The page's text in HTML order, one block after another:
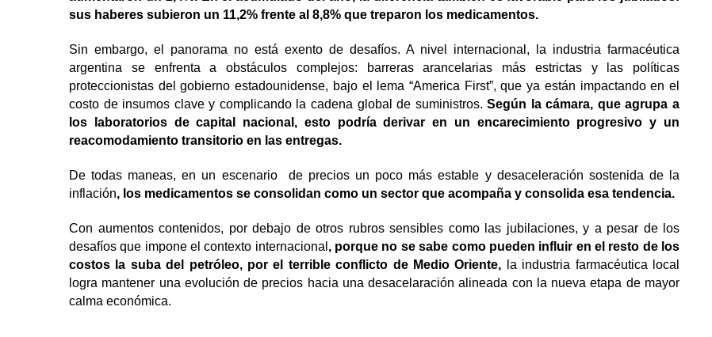
sus haberes subieron un 11,2% frente al 8,8% que treparon los medicamentos.
Sin embargo, el panorama no está exento de desafíos. A nivel internacional, la industria farmacéutica
argentina se enfrenta a obstáculos complejos: barreras arancelarias más estrictas y las políticas
proteccionistas del gobierno estadounidense, bajo el lema “America First”, que ya están impactando en el
costo de insumos clave y complicando la cadena global de suministros.Según la cámara, que agrupa a
los laboratorios de capital nacional, esto podría derivar en un encarecimiento progresivo y un
reacomodamiento transitorio en las entregas.
De todas maneas, en un escenario de precios un poco más estable y desaceleración sostenida de la
inflación, los medicamentos se consolidan como un sector que acompaña y consolida esa tendencia.
Con aumentos contenidos, por debajo de otros rubros sensibles como las jubilaciones, y a pesar de los
desafíos que impone el contexto internacional , porque no se sabe como pueden influir en el resto de los
costos la suba del petróleo, por el terrible conflicto de Medio Oriente,
la industria farmacéutica local
logra mantener una evolución de precios hacia una desacelaración alineada con la nueva etapa de mayor
calma económica.